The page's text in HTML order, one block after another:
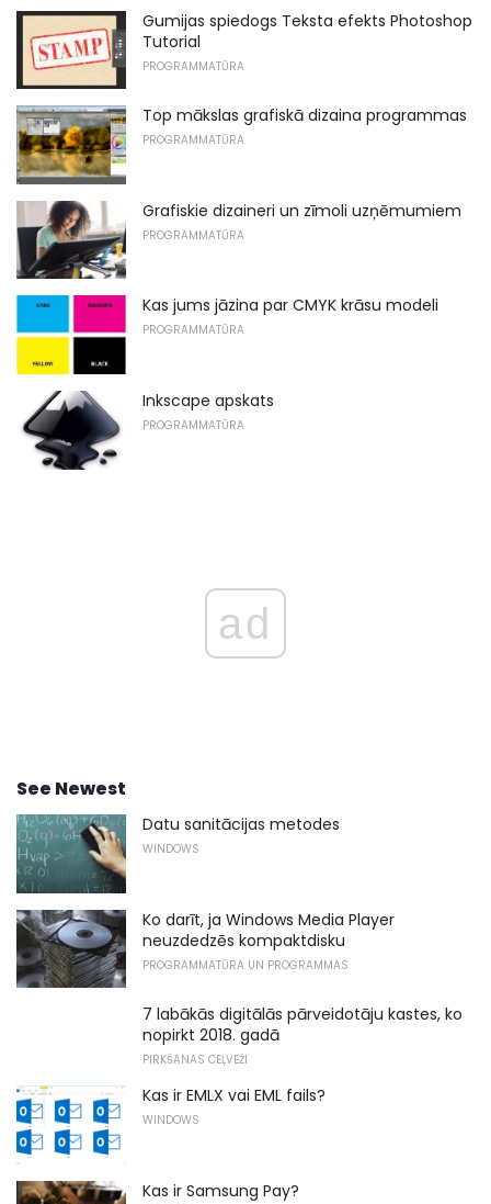
Gumijas spiedogs Teksta efekts Photoshop
Tutorial
PROGRAMMATŪRA
Top mākslas grafiskā dizaina programmas
PROGRAMMATŪRA
Grafiskie dizaineri un zīmoli uzņēmumiem
PROGRAMMATŪRA
Kas jums jāzina par CMYK krāsu modeli
PROGRAMMATŪRA
Inkscape apskats
PROGRAMMATŪRA
ad
See Newest
Datu sanitācijas metodes
WINDOWS
Ko darīt, ja Windows Media Player
neuzdedzēs kompaktdisku
PROGRAMMATŪRA UN PROGRAMMAS
7 labākās digitālās pārveidotāju kastes, ko
nopirkt 2018. gadā
PIRKŠANAS CEĻVEŽI
Kas ir EMLX vai EML fails?
WINDOWS
Kas ir Samsung Pay?